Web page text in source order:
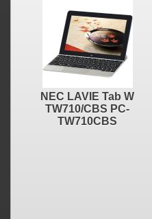
NEC LAVIE Tab W
TW710/CBS PC-
TW710CBS